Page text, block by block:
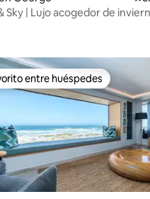
4.93 de 5, 103 reseñas
Sky | Lujo acogedor de
entre huéspedes
entre huéspedes